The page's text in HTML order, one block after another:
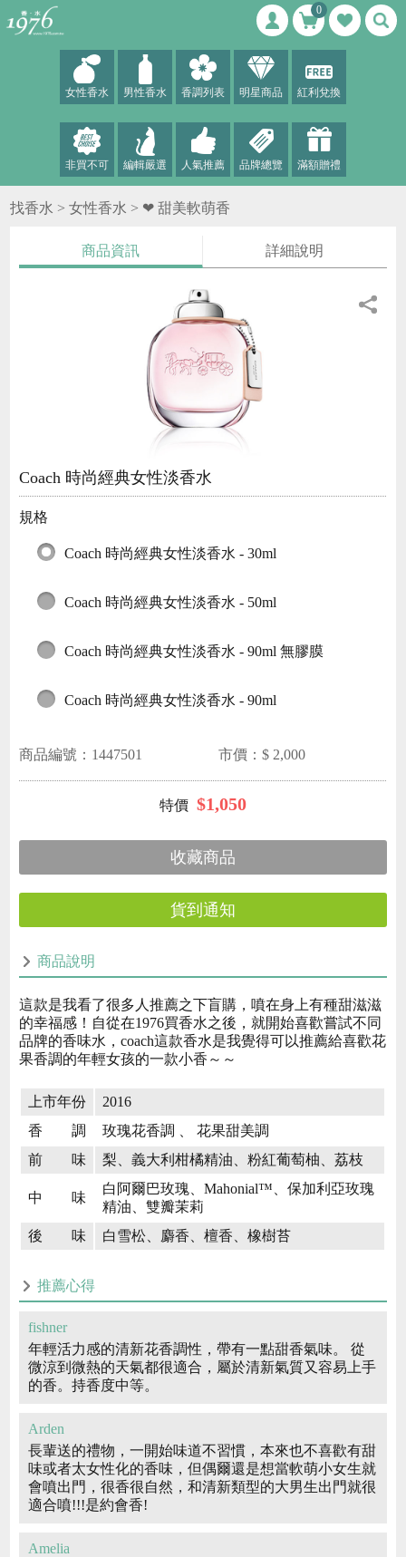
0
女性香水 男性香水 香調列表 明星商品 紅利兌換
非買不可 編輯嚴選 人氣推薦 品牌總覽 滿額贈禮
找香水 >女性香水 > ❤ 甜美軟萌香
商品資訊 詳細說明
Coach 時尚經典女性淡香水
規格
Coach 時尚經典女性淡香水 - 30ml
Coach 時尚經典女性淡香水 - 50ml
Coach 時尚經典女性淡香水 - 90ml 無膠膜
Coach 時尚經典女性淡香水 - 90ml
商品編號： 1447501 市價：$ 2,000
$1,050
收藏商品
貨到通知
商品說明
這款是我看了很多人推薦之下盲購，噴在身上有種甜滋滋
的幸福感！自從在1976買香水之後，就開始喜歡嘗試不同
品牌的香味水，coach這款香水是我覺得可以推薦給喜歡花
果香調的年輕女孩的一款小香～～
上市年份
2016
香 調
玫瑰花香調 、 花果甜美調
前 味
梨、義大利柑橘精油、粉紅葡萄柚、荔枝
中 味
白阿爾巴玫瑰、Mahonial™、保加利亞玫瑰
精油、雙瓣茉莉
後 味
白雪松、麝香、檀香、橡樹苔
推薦心得
fishner
年輕活力感的清新花香調性，帶有一點甜香氣味。 從
微涼到微熱的天氣都很適合，屬於清新氣質又容易上手
的香。持香度中等。
Arden
長輩送的禮物，一開始味道不習慣，本來也不喜歡有甜
味或者太女性化的香味，但偶爾還是想當軟萌小女生就
會噴出門，很香很自然，和清新類型的大男生出門就很
適合噴!!!是約會香!
Amelia